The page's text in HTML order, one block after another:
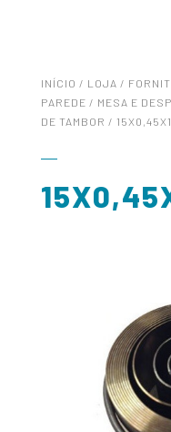
INÍCIO / LOJA /
PAREDE / MESA E
DE TAMBOR /